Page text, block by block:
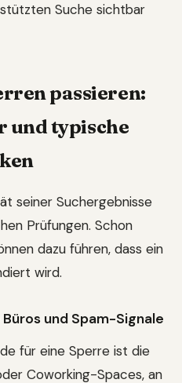
Suche sichtbar
passieren:
und typische
seiner Suchergebnisse
Prüfungen. Schon
dazu führen, dass ein
wird.
und Spam-Signale
für eine Sperre ist die
Coworking-Spaces, an